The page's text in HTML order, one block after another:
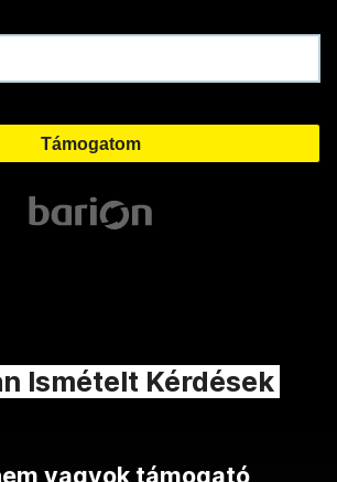
Ismételt Kérdések
vagyok támogató